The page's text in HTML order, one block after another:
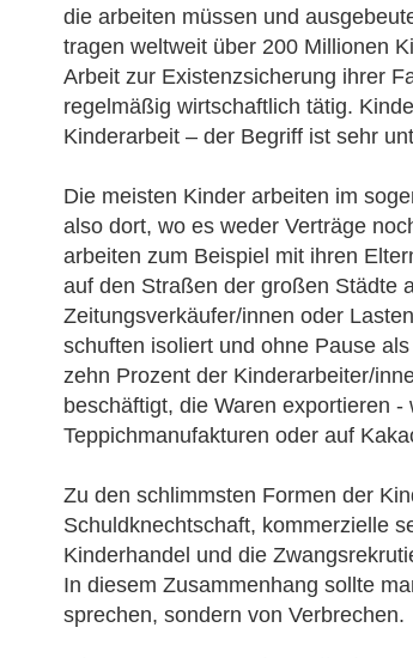
die arbeiten müssen und
tragen weltweit über 200 Millionen
Arbeit zur Existenzsicherung ihrer
regelmäßig wirtschaftlich tätig.
Kinderarbeit – der Begriff ist sehr
Die meisten Kinder arbeiten im
also dort, wo es weder Verträge
arbeiten zum Beispiel mit ihren
auf den Straßen der großen Städte
Zeitungsverkäufer/innen oder
schuften isoliert und ohne Pause
zehn Prozent der Kinderarbeiter/
beschäftigt, die Waren exportieren -
Teppichmanufakturen oder auf
Zu den schlimmsten Formen der
Schuldknechtschaft, kommerzielle
Kinderhandel und die
In diesem Zusammenhang sollte
sprechen, sondern von Verbrechen.